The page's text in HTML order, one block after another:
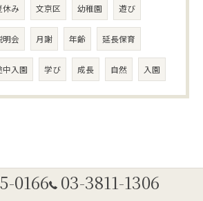
休み 文京区 幼稚園 遊び
明会 月謝 年齢 延長保育
中入園 学び 成長 自然 入園
0166 03-3811-1306